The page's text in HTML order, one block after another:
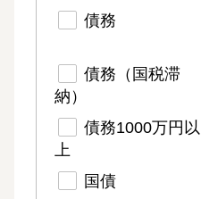
債務
債務（国税滞
納）
債務1000万円以
上
国債